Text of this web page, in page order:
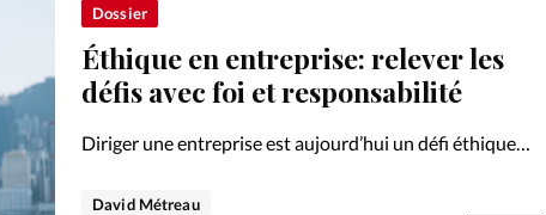
Dossier
Éthique en entreprise: relever les
défis avec foi et responsabilité
Diriger une entreprise est aujourd’hui un défi éthique
salariés, l’éthique chrétienne rappelle que le travail peut
David Métreau